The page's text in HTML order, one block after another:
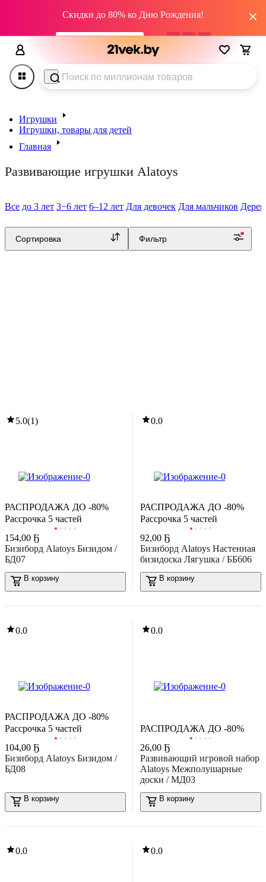
Скидки до 80% ко Дню Рождения!
промокод HAPPY22 02дн 08:39:16
Игрушки
Игрушки, товары для детей
Главная
Развивающие игрушки Alatoys
Все до 3 лет 3−6 лет 6–12 лет Для девочек Для мальчиков
Сортировка Фильтр
Как развивать ребенка от 1 года: развивающие
,33 Ҕ28,12 Ҕ
Labalu TBD0744152
В корзину
0.0
В корзину
игрушка Десятое королевство Дорожные знаки /
В корзину
5.0(1)
Рассрочка 5 частей
РАСПРОДАЖА ДО -80%
154,00 Ҕ
Бизиборд Alatoys Бизидом /
БД07
В корзину
0.0
Рассрочка 5 частей
РАСПРОДАЖА ДО -80%
92,00 Ҕ
Бизиборд Alatoys Настенная
бизидоска Лягушка / ББ606
В корзину
0.0
Рассрочка 5 частей
РАСПРОДАЖА ДО -80%
104,00 Ҕ
Бизиборд Alatoys Бизидом /
БД08
В корзину
0.0
РАСПРОДАЖА ДО -80%
26,00 Ҕ
Развивающий игровой набор
Alatoys Межполушарные
доски / МД03
В корзину
0.0 0.0